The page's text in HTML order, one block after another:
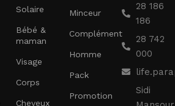
Solaire
Bébé &
maman
Visage
Corps
Cheveux
Minceur
Complément
Homme
Pack
Promotion
28 186
186
28 742
000
Sidi